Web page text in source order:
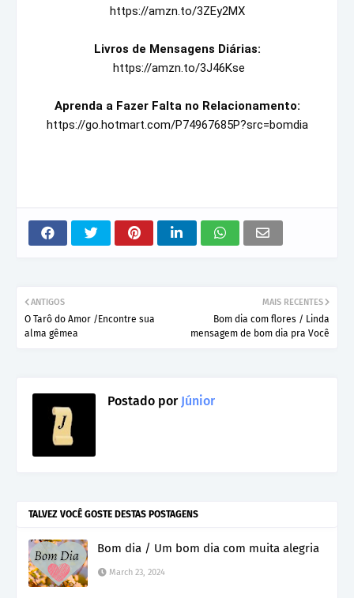
https://amzn.to/3ZEy2MX
Livros de Mensagens Diárias:
https://amzn.to/3J46Kse
Aprenda a Fazer Falta no Relacionamento:
https://go.hotmart.com/P74967685P?src=bomdia
MAIS RECENTES
Bom dia com flores / Linda
mensagem de bom dia pra Você
ANTIGOS
O Tarô do Amor /Encontre sua
alma gêmea
Postado porJúnior
TALVEZ VOCÊ GOSTE DESTAS POSTAGENS
Bom dia / Um bom dia com muita alegria
March 23, 2024